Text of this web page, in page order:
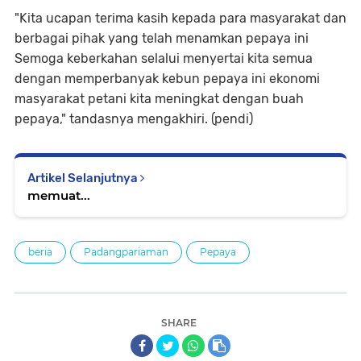
"Kita ucapan terima kasih kepada para masyarakat dan
berbagai pihak yang telah menamkan pepaya ini
Semoga keberkahan selalui menyertai kita semua
dengan memperbanyak kebun pepaya ini ekonomi
masyarakat petani kita meningkat dengan buah
pepaya," tandasnya mengakhiri. (pendi)
Artikel Selanjutnya
memuat...
beria Padangpariaman Pepaya
SHARE